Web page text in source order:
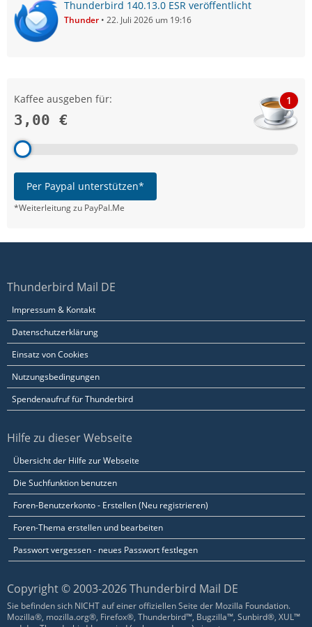
Thunderbird 140.13.0 ESR veröffentlicht
Thunder 22. Juli 2026 um 19:16
Kaffee ausgeben für:
3,00 €
1
Per Paypal unterstützen*
*Weiterleitung zu PayPal.Me
Thunderbird Mail DE
Impressum & Kontakt
Datenschutzerklärung
Einsatz von Cookies
Nutzungsbedingungen
Spendenaufruf für Thunderbird
Hilfe zu dieser Webseite
Übersicht der Hilfe zur Webseite
Die Suchfunktion benutzen
Foren-Benutzerkonto - Erstellen (Neu registrieren)
Foren-Thema erstellen und bearbeiten
Passwort vergessen - neues Passwort festlegen
Copyright © 2003-2026 Thunderbird Mail DE
Sie befinden sich NICHT auf einer offiziellen Seite der Mozilla Foundation.
Mozilla®, mozilla.org®, Firefox®, Thunderbird™, Bugzilla™, Sunbird®, XUL™